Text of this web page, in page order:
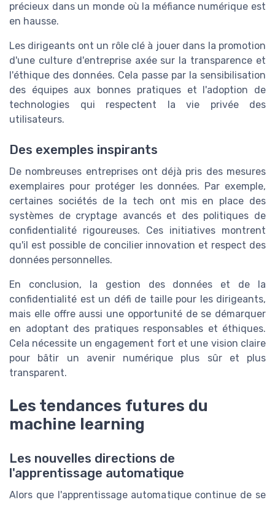
précieux dans un monde où la méfiance numérique est
en hausse.
Les dirigeants ont un rôle clé à jouer dans la promotion
d'une culture d'entreprise axée sur la transparence et
l'éthique des données. Cela passe par la sensibilisation
des équipes aux bonnes pratiques et l'adoption de
technologies qui respectent la vie privée des
utilisateurs.
Des exemples inspirants
De nombreuses entreprises ont déjà pris des mesures
exemplaires pour protéger les données. Par exemple,
certaines sociétés de la tech ont mis en place des
systèmes de cryptage avancés et des politiques de
confidentialité rigoureuses. Ces initiatives montrent
qu'il est possible de concilier innovation et respect des
données personnelles.
En conclusion, la gestion des données et de la
confidentialité est un défi de taille pour les dirigeants,
mais elle offre aussi une opportunité de se démarquer
en adoptant des pratiques responsables et éthiques.
Cela nécessite un engagement fort et une vision claire
pour bâtir un avenir numérique plus sûr et plus
transparent.
Les tendances futures du
machine learning
Les nouvelles directions de
l'apprentissage automatique
Alors que l'apprentissage automatique continue de se